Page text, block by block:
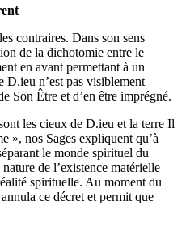
contraires. Dans son sens
de la dichotomie entre le
en avant permettant à un
D.ieu n’est pas visiblement
Son Être et d’en être imprégné.
les cieux de D.ieu et la terre Il
», nos Sages expliquent qu’à
le monde spirituel du
de l’existence matérielle
spirituelle. Au moment du
ce décret et permit que